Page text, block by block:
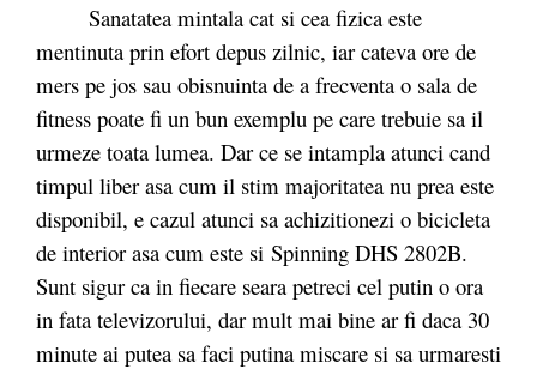
Sanatatea mintala cat si cea fizica este
mentinuta prin efort depus zilnic, iar cateva ore de
mers pe jos sau obisnuinta de a frecventa o sala de
fitness poate fi un bun exemplu pe care trebuie sa il
urmeze toata lumea. Dar ce se intampla atunci cand
timpul liber asa cum il stim majoritatea nu prea este
disponibil, e cazul atunci sa achizitionezi o bicicleta
de interior asa cum este si Spinning DHS 2802B.
Sunt sigur ca in fiecare seara petreci cel putin o ora
in fata televizorului, dar mult mai bine ar fi daca 30
minute ai putea sa faci putina miscare si sa urmaresti